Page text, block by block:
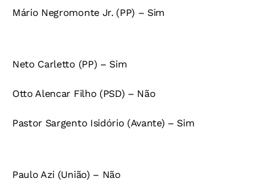
Mário Negromonte Jr. (PP) – Sim
Neto Carletto (PP) – Sim
Otto Alencar Filho (PSD) – Não
Pastor Sargento Isidório (Avante) – Sim
Paulo Azi (União) – Não